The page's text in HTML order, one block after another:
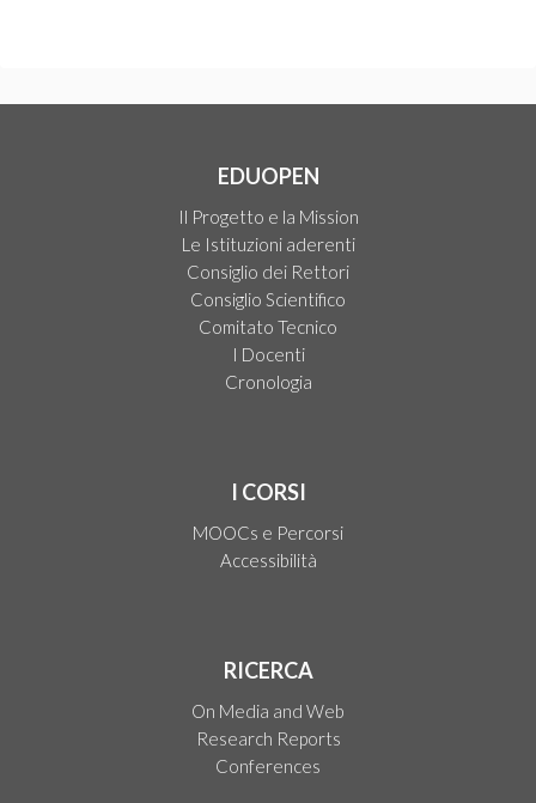
EDUOPEN
Il Progetto e la Mission
Le Istituzioni aderenti
Consiglio dei Rettori
Consiglio Scientifico
Comitato Tecnico
I Docenti
Cronologia
I CORSI
MOOCs e Percorsi
Accessibilità
RICERCA
On Media and Web
Research Reports
Conferences